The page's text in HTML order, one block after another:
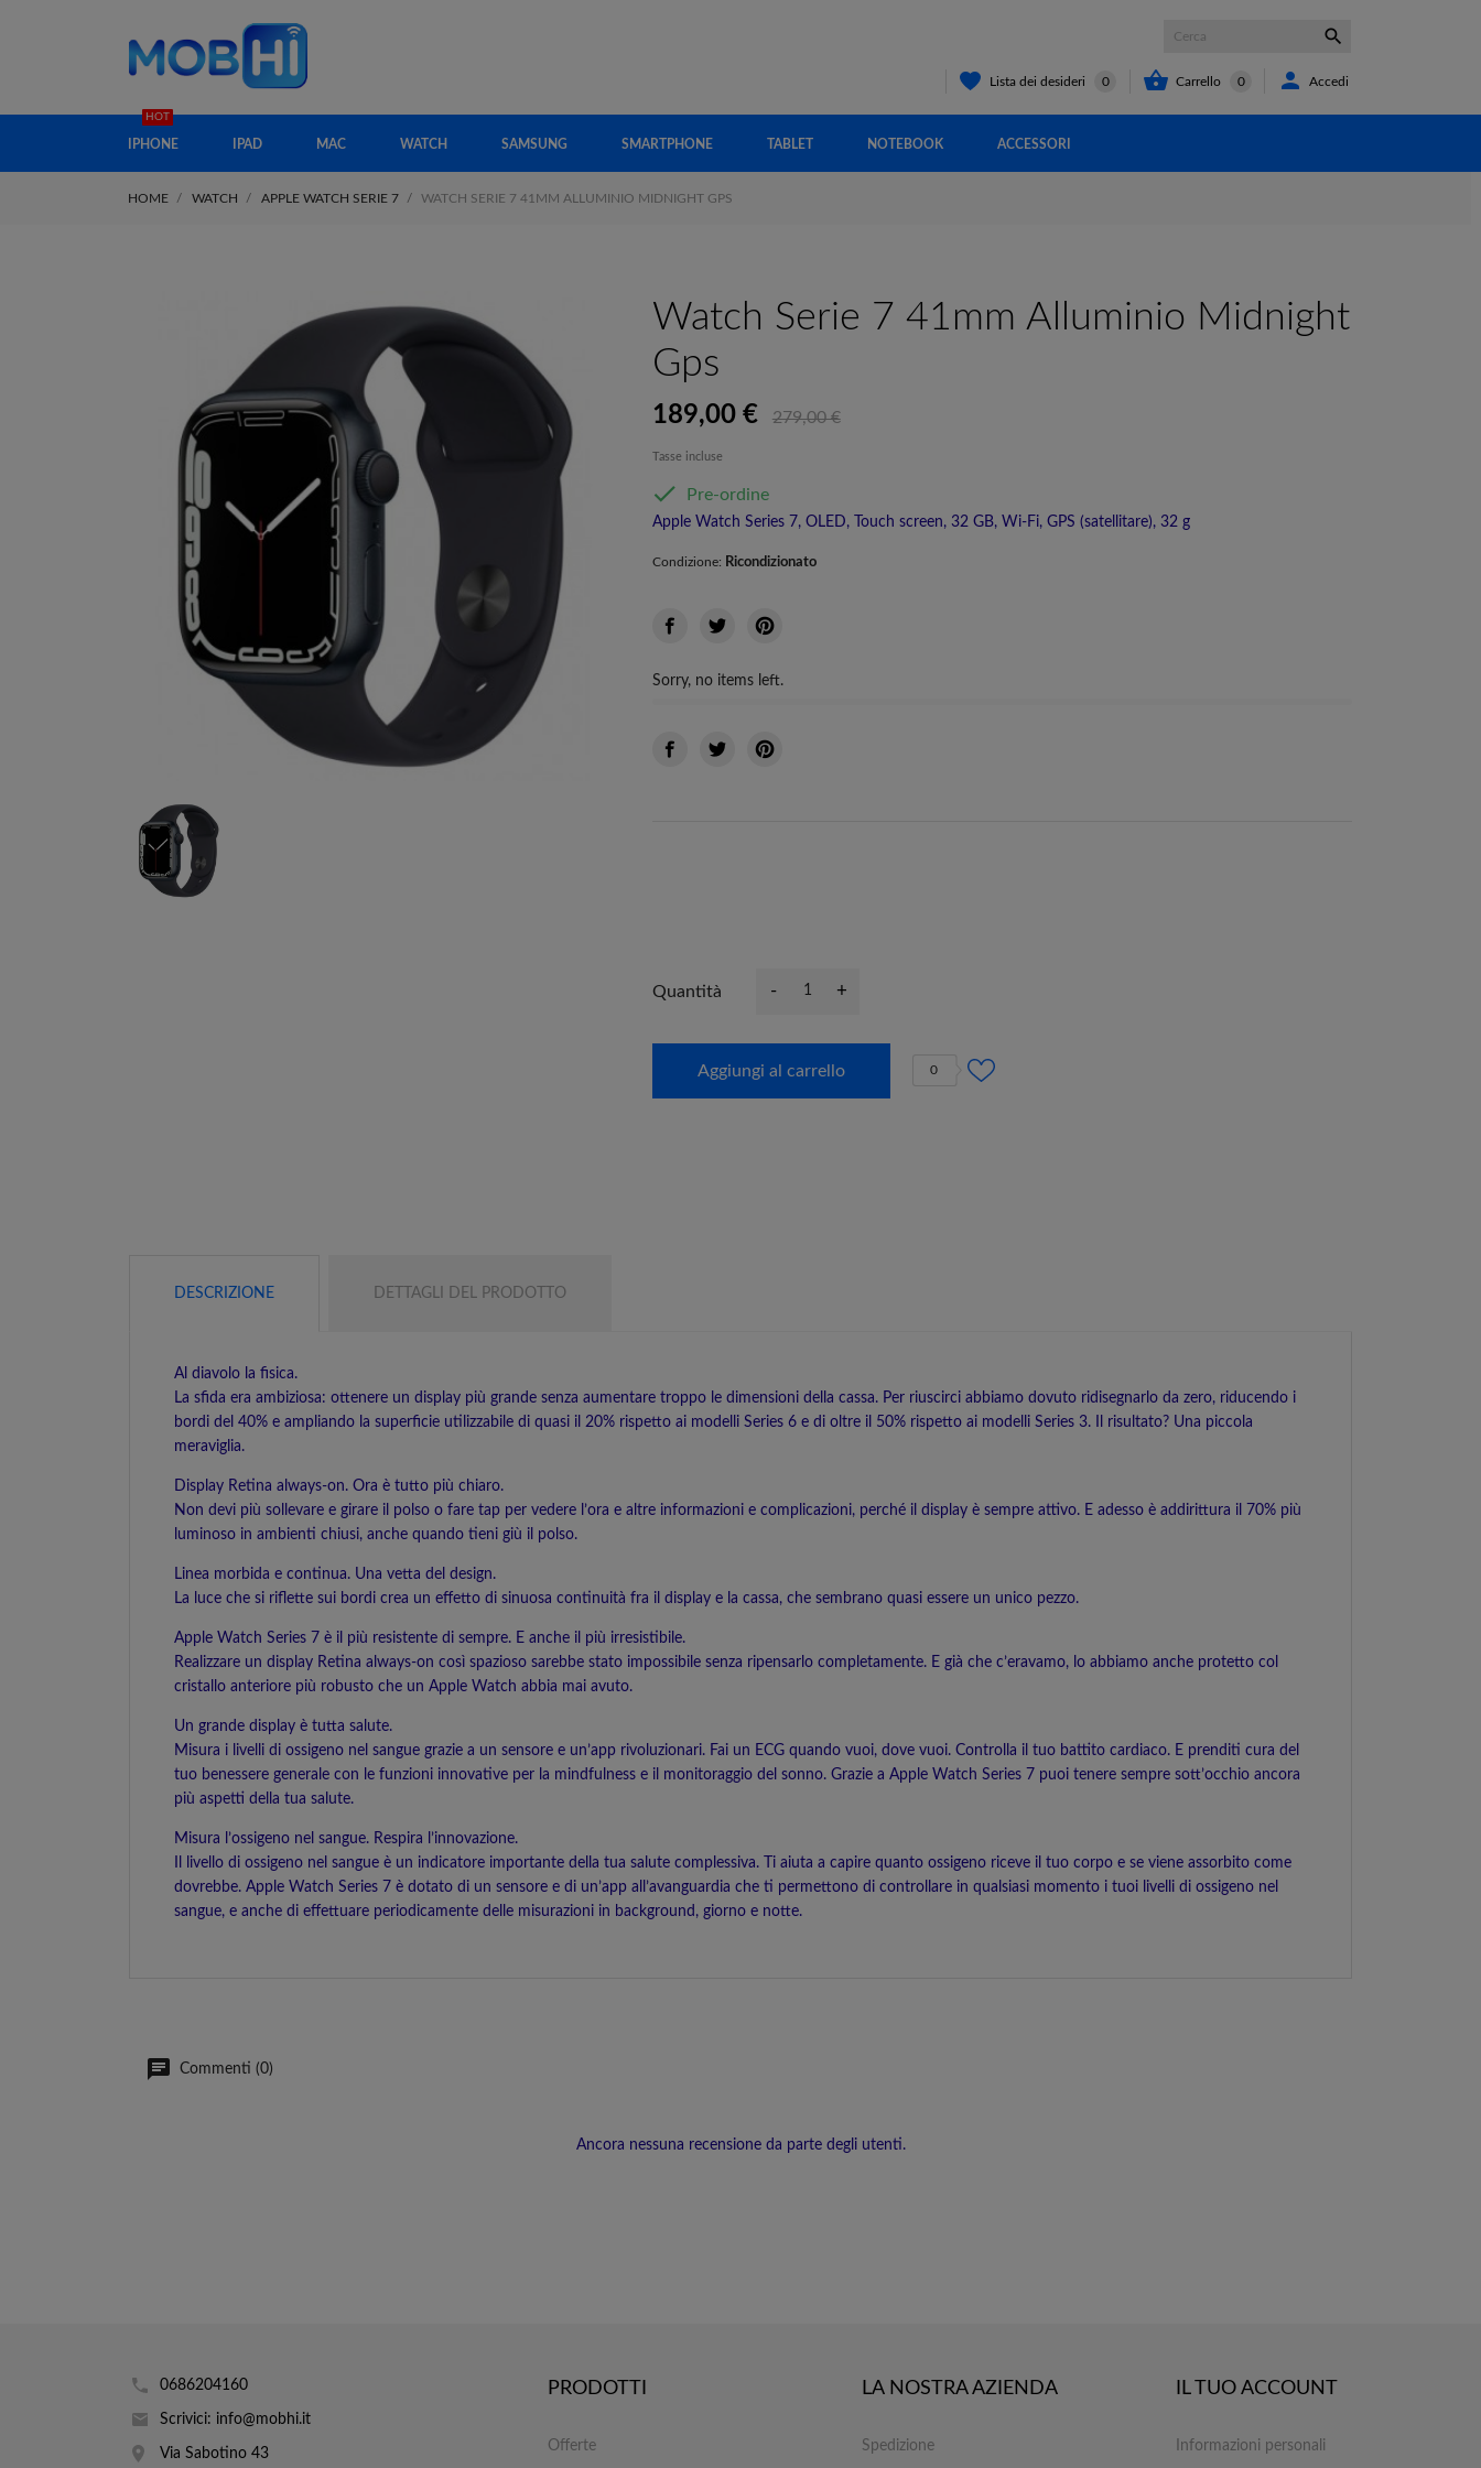

Lista dei desideri 0  Carrello 0  Accedi
IPHONE
HOT
IPAD MAC WATCH SAMSUNG SMARTPHONE TABLET NOTEBOOK ACCESSORI
HOME WATCH APPLE WATCH SERIE 7 WATCH SERIE 7 41MM ALLUMINIO MIDNIGHT GPS
Watch Serie 7 41mm Alluminio Midnight
Gps
189,00 € 279,00 €
Tasse incluse
 Pre-ordine
Apple Watch Series 7, OLED, Touch screen, 32 GB, Wi-Fi, GPS (satellitare), 32 g
Condizione: Ricondizionato
Sorry, no items left.
Quantità - +
Aggiungi al carrello 0
DESCRIZIONE DETTAGLI DEL PRODOTTO
Al diavolo la fisica.
La sfida era ambiziosa: ottenere un display più grande senza aumentare troppo le dimensioni della cassa. Per riuscirci abbiamo dovuto ridisegnarlo da zero, riducendo i
bordi del 40% e ampliando la superficie utilizzabile di quasi il 20% rispetto ai modelli Series 6 e di oltre il 50% rispetto ai modelli Series 3. Il risultato? Una piccola
meraviglia.
Display Retina always‑on. Ora è tutto più chiaro.
Non devi più sollevare e girare il polso o fare tap per vedere l’ora e altre informazioni e complicazioni, perché il display è sempre attivo. E adesso è addirittura il 70% più
luminoso in ambienti chiusi, anche quando tieni giù il polso.
Linea morbida e continua. Una vetta del design.
La luce che si riflette sui bordi crea un effetto di sinuosa continuità fra il display e la cassa, che sembrano quasi essere un unico pezzo.
Apple Watch Series 7 è il più resistente di sempre. E anche il più irresistibile.
Realizzare un display Retina always-on così spazioso sarebbe stato impossibile senza ripensarlo completamente. E già che c’eravamo, lo abbiamo anche protetto col
cristallo anteriore più robusto che un Apple Watch abbia mai avuto.
Un grande display è tutta salute.
Misura i livelli di ossigeno nel sangue grazie a un sensore e un’app rivoluzionari. Fai un ECG quando vuoi, dove vuoi. Controlla il tuo battito cardiaco. E prenditi cura del
tuo benessere generale con le funzioni innovative per la mindfulness e il monitoraggio del sonno. Grazie a Apple Watch Series 7 puoi tenere sempre sott’occhio ancora
più aspetti della tua salute.
Misura l’ossigeno nel sangue. Respira l’innovazione.
Il livello di ossigeno nel sangue è un indicatore importante della tua salute complessiva. Ti aiuta a capire quanto ossigeno riceve il tuo corpo e se viene assorbito come
dovrebbe. Apple Watch Series 7 è dotato di un sensore e di un’app all’avanguardia che ti permettono di controllare in qualsiasi momento i tuoi livelli di ossigeno nel
sangue, e anche di effettuare periodicamente delle misurazioni in background, giorno e notte.
Commenti (0)
Ancora nessuna recensione da parte degli utenti.
0686204160
Scrivici: info@mobhi.it
Via Sabotino 43
PRODOTTI
Offerte
LA NOSTRA AZIENDA
Spedizione
IL TUO ACCOUNT
Informazioni personali